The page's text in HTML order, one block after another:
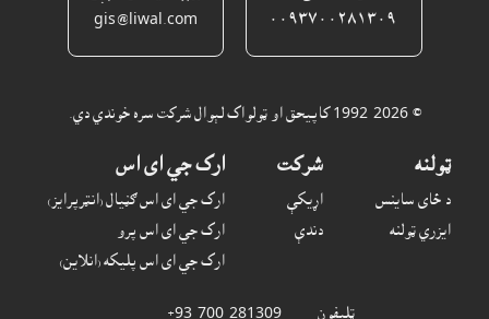
gis@liwal.com
© 1992-2026 کاپيحق او ټولواک لېوال شرکت سره خوندي دي.
ټولنه
د ځاى ساينس
ايزري ټولنه
شرکت
اړيکې
دندې
ارک جي اى اس
ارک جي اى اس ګڼيال (انټرپرايز)
ارک جي اى اس پرو
ارک جي اى اس پليکه (انلاين)
ټليفون ‎ +93-700-281309